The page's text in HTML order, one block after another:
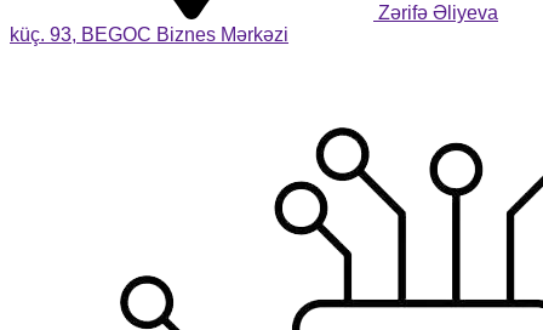
Zərifə Əliyeva
küç. 93, BEGOC Biznes Mərkəzi